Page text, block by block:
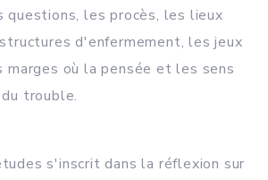
questions, les procès, les lieux
d'enfermement, les jeux
où la pensée et les sens
trouble.
s'inscrit dans la réflexion sur